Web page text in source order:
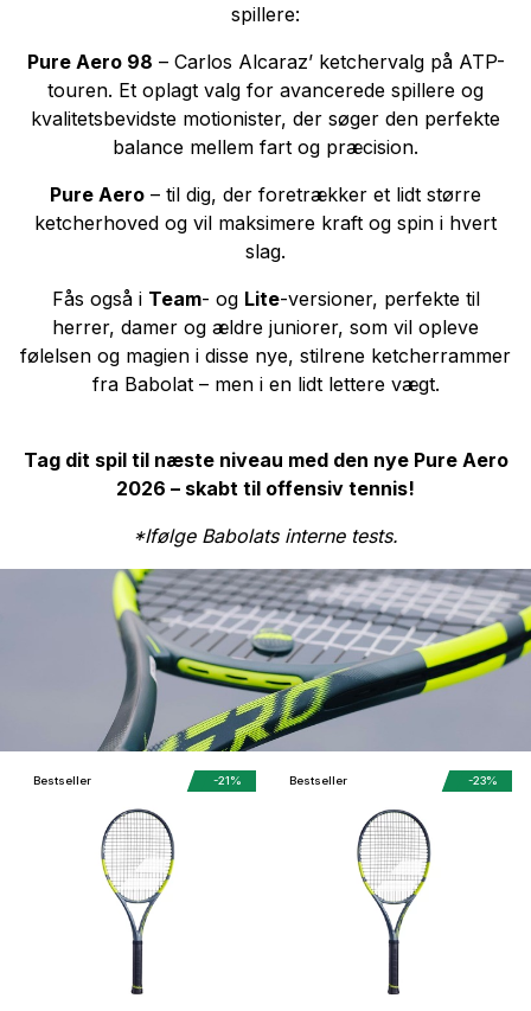
spillere:
Pure Aero 98 – Carlos Alcaraz’ ketchervalg på ATP-
touren. Et oplagt valg for avancerede spillere og
kvalitetsbevidste motionister, der søger den perfekte
balance mellem fart og præcision.
Pure Aero – til dig, der foretrækker et lidt større
ketcherhoved og vil maksimere kraft og spin i hvert
slag.
Fås også i Team- og Lite-versioner, perfekte til
herrer, damer og ældre juniorer, som vil opleve
følelsen og magien i disse nye, stilrene ketcherrammer
fra Babolat – men i en lidt lettere vægt.
Tag dit spil til næste niveau med den nye Pure Aero
2026 – skabt til offensiv tennis!
*Ifølge Babolats interne tests.
Bestseller -21% Bestseller -23%